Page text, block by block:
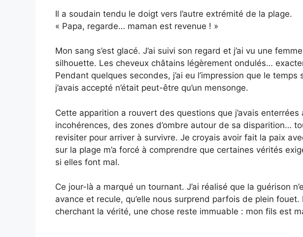
Il a soudain tendu le doigt vers l’autre extrémité de la plage.
« Papa, regarde… maman est revenue ! »
Mon sang s’est glacé. J’ai suivi son regard et j’ai vu une
silhouette. Les cheveux châtains légèrement ondulés…
Pendant quelques secondes, j’ai eu l’impression que le
j’avais accepté n’était peut-être qu’un mensonge.
Cette apparition a rouvert des questions que j’avais
incohérences, des zones d’ombre autour de sa disparition…
revisiter pour arriver à survivre. Je croyais avoir fait la paix
sur la plage m’a forcé à comprendre que certaines vérités
si elles font mal.
Ce jour-là a marqué un tournant. J’ai réalisé que la guérison
avance et recule, qu’elle nous surprend parfois de plein
cherchant la vérité, une chose reste immuable : mon fils est